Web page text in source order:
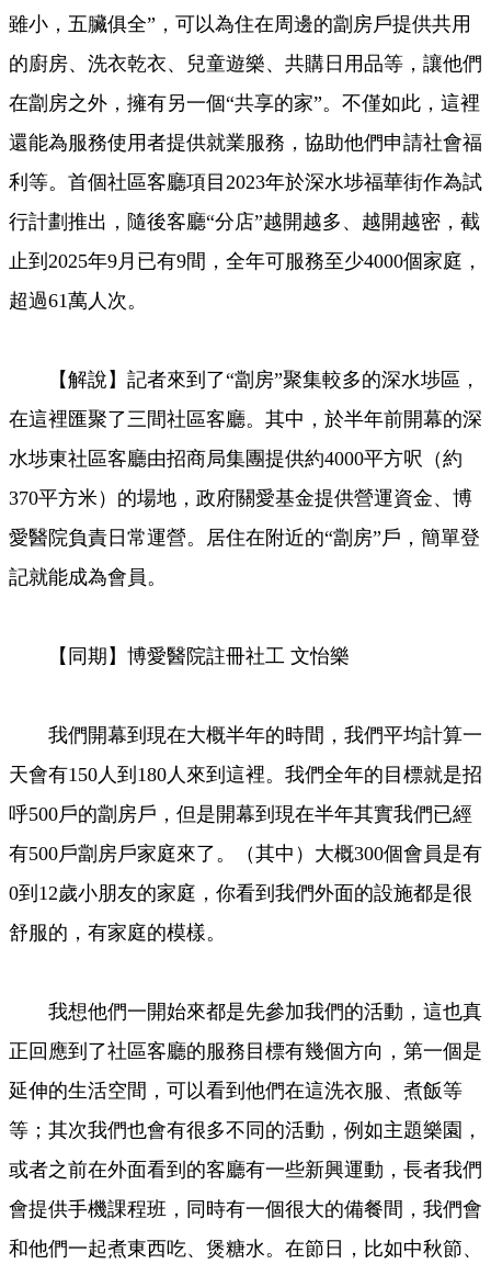
雖小，五臟俱全”，可以為住在周邊的劏房戶提供共用
的廚房、洗衣乾衣、兒童遊樂、共購日用品等，讓他們
在劏房之外，擁有另一個“共享的家”。不僅如此，這裡
還能為服務使用者提供就業服務，協助他們申請社會福
利等。首個社區客廳項目2023年於深水埗福華街作為試
行計劃推出，隨後客廳“分店”越開越多、越開越密，截
止到2025年9月已有9間，全年可服務至少4000個家庭，
超過61萬人次。
【解說】記者來到了“劏房”聚集較多的深水埗區，
在這裡匯聚了三間社區客廳。其中，於半年前開幕的深
水埗東社區客廳由招商局集團提供約4000平方呎（約
370平方米）的場地，政府關愛基金提供營運資金、博
愛醫院負責日常運營。居住在附近的“劏房”戶，簡單登
記就能成為會員。
【同期】博愛醫院註冊社工 文怡樂
我們開幕到現在大概半年的時間，我們平均計算一
天會有150人到180人來到這裡。我們全年的目標就是招
呼500戶的劏房戶，但是開幕到現在半年其實我們已經
有500戶劏房戶家庭來了。（其中）大概300個會員是有
0到12歲小朋友的家庭，你看到我們外面的設施都是很
舒服的，有家庭的模樣。
我想他們一開始來都是先參加我們的活動，這也真
正回應到了社區客廳的服務目標有幾個方向，第一個是
延伸的生活空間，可以看到他們在這洗衣服、煮飯等
等；其次我們也會有很多不同的活動，例如主題樂園，
或者之前在外面看到的客廳有一些新興運動，長者我們
會提供手機課程班，同時有一個很大的備餐間，我們會
和他們一起煮東西吃、煲糖水。在節日，比如中秋節、